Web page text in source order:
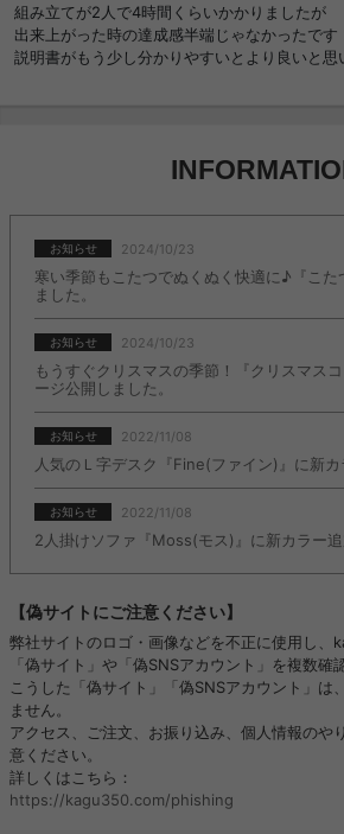
イド棚 おしゃれ おす
組み立てが2人で4時間くらいかかりましたが
出来上がった時の達成感半端じゃなかったです
説明書がもう少し分かりやすいとより良いと思
お知らせ 2024/10/23
寒い季節もこたつでぬくぬく快適に♪『こた
ました。
お知らせ 2024/10/23
もうすぐクリスマスの季節！『クリスマス
ージ公開しました。
お知らせ 2022/11/08
人気のＬ字デスク『Fine(ファイン)』に新カ
お知らせ 2022/11/08
2人掛けソファ『Moss(モス)』に新カラー追
【偽サイトにご注意ください】
弊社サイトのロゴ・画像などを不正に使用し、
「偽サイト」や「偽SNSアカウント」を複数確
こうした「偽サイト」「偽SNSアカウント」は
ません。
アクセス、ご注文、お振り込み、個人情報のや
意ください。
詳しくはこちら：
https://kagu350.com/phishing